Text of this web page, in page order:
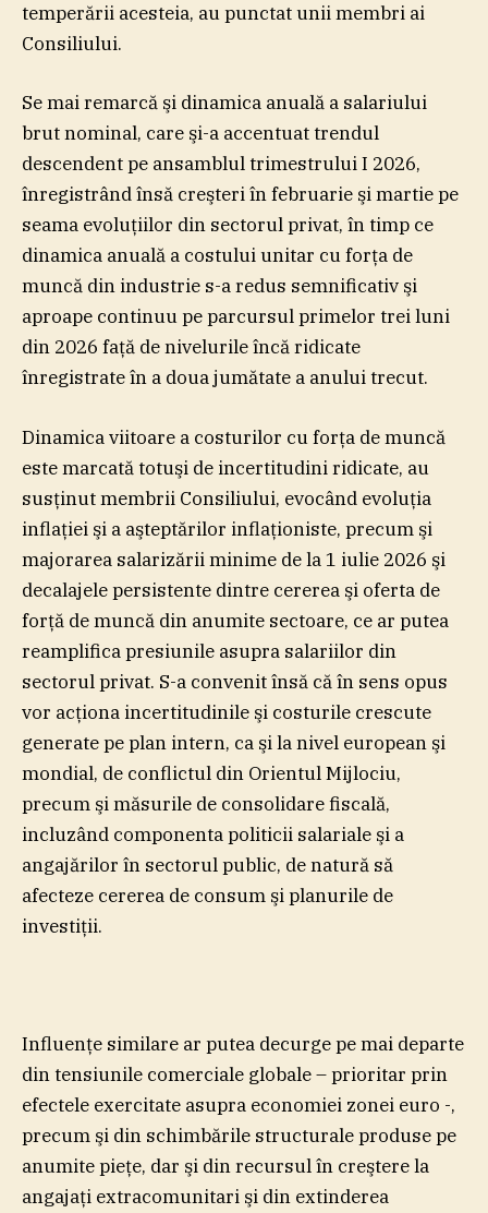
temperării acesteia, au punctat unii membri ai
Consiliului.
Se mai remarcă şi dinamica anuală a salariului
brut nominal, care şi-a accentuat trendul
descendent pe ansamblul trimestrului I 2026,
înregistrând însă creşteri în februarie şi martie pe
seama evoluţiilor din sectorul privat, în timp ce
dinamica anuală a costului unitar cu forţa de
muncă din industrie s-a redus semnificativ şi
aproape continuu pe parcursul primelor trei luni
din 2026 faţă de nivelurile încă ridicate
înregistrate în a doua jumătate a anului trecut.
Dinamica viitoare a costurilor cu forţa de muncă
este marcată totuşi de incertitudini ridicate, au
susţinut membrii Consiliului, evocând evoluţia
inflaţiei şi a aşteptărilor inflaţioniste, precum şi
majorarea salarizării minime de la 1 iulie 2026 şi
decalajele persistente dintre cererea şi oferta de
forţă de muncă din anumite sectoare, ce ar putea
reamplifica presiunile asupra salariilor din
sectorul privat. S-a convenit însă că în sens opus
vor acţiona incertitudinile şi costurile crescute
generate pe plan intern, ca şi la nivel european şi
mondial, de conflictul din Orientul Mijlociu,
precum şi măsurile de consolidare fiscală,
incluzând componenta politicii salariale şi a
angajărilor în sectorul public, de natură să
afecteze cererea de consum şi planurile de
investiţii.
Influenţe similare ar putea decurge pe mai departe
din tensiunile comerciale globale – prioritar prin
efectele exercitate asupra economiei zonei euro -,
precum şi din schimbările structurale produse pe
anumite pieţe, dar şi din recursul în creştere la
angajaţi extracomunitari şi din extinderea